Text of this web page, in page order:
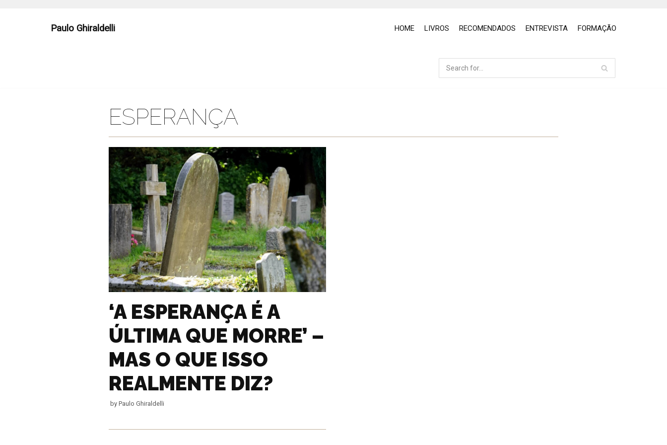
Paulo Ghiraldelli HOME LIVROS RECOMENDADOS ENTREVISTA FORMAÇÃO
ESPERANÇA
‘A ESPERANÇA É A
ÚLTIMA QUE MORRE’ –
MAS O QUE ISSO
REALMENTE DIZ?
by Paulo Ghiraldelli